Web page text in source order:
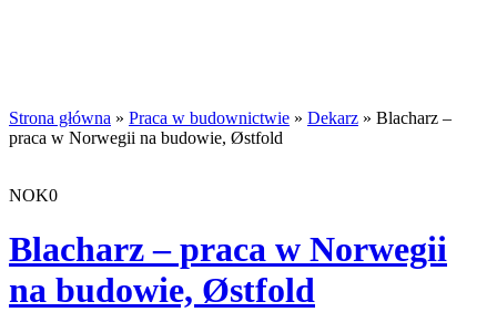
Strona główna » Praca w budownictwie » Dekarz » Blacharz –
praca w Norwegii na budowie, Østfold
NOK0
Blacharz – praca w Norwegii
na budowie, Østfold